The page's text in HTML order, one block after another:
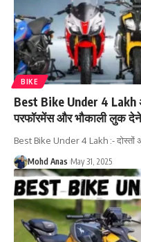
BIKE
Best Bike Under 4 Lakh
परफॉरमेंस और भौकाली लुक देने
Best Bike Under 4 Lakh :-
Mohd Anas May 31, 2025